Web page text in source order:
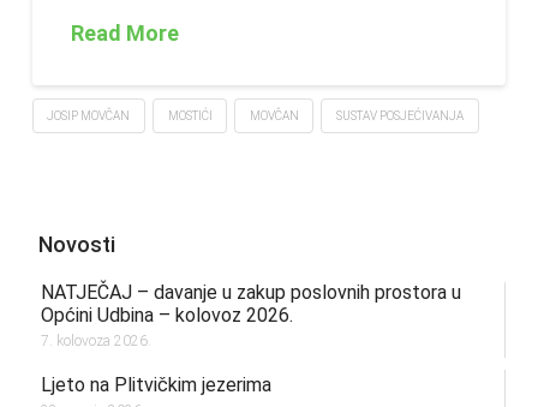
Read More
JOSIP MOVČAN MOSTIĆI MOVČAN SUSTAV POSJEĆIVANJA
Novosti
NATJEČAJ – davanje u zakup poslovnih prostora u
Općini Udbina – kolovoz 2026.
7. kolovoza 2026.
Ljeto na Plitvičkim jezerima